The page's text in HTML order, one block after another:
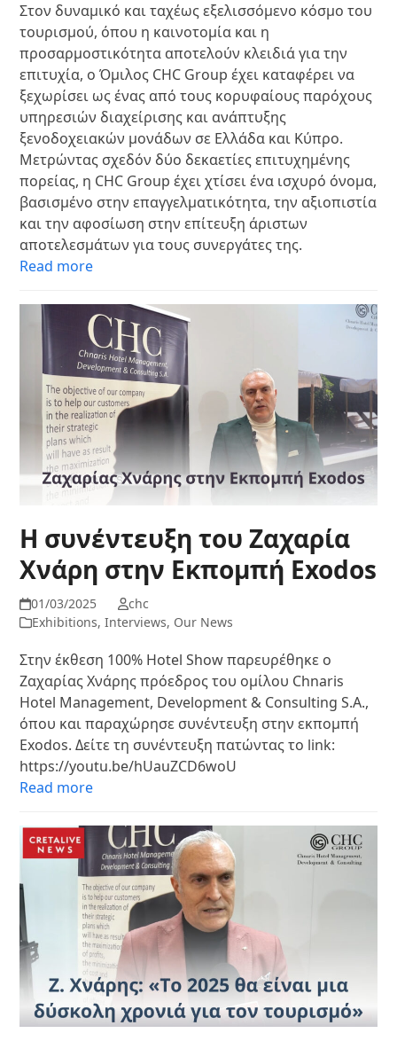
Στον δυναμικό και ταχέως εξελισσόμενο κόσμο του
τουρισμού, όπου η καινοτομία και η
προσαρμοστικότητα αποτελούν κλειδιά για την
επιτυχία, ο Όμιλος CHC Group έχει καταφέρει να
ξεχωρίσει ως ένας από τους κορυφαίους παρόχους
υπηρεσιών διαχείρισης και ανάπτυξης
ξενοδοχειακών μονάδων σε Ελλάδα και Κύπρο.
Μετρώντας σχεδόν δύο δεκαετίες επιτυχημένης
πορείας, η CHC Group έχει χτίσει ένα ισχυρό όνομα,
βασισμένο στην επαγγελματικότητα, την αξιοπιστία
και την αφοσίωση στην επίτευξη άριστων
αποτελεσμάτων για τους συνεργάτες της.
Read more
Η συνέντευξη του Ζαχαρία
Χνάρη στην Εκπομπή Exodos
01/03/2025
chc
Exhibitions,Interviews, Our News
Στην έκθεση 100% Hotel Show παρευρέθηκε ο
Ζαχαρίας Χνάρης πρόεδρος του ομίλου Chnaris
Hotel Management, Development & Consulting S.A.,
όπου και παραχώρησε συνέντευξη στην εκπομπή
Exodos. Δείτε τη συνέντευξη πατώντας το link:
https://youtu.be/hUauZCD6woU
Read more